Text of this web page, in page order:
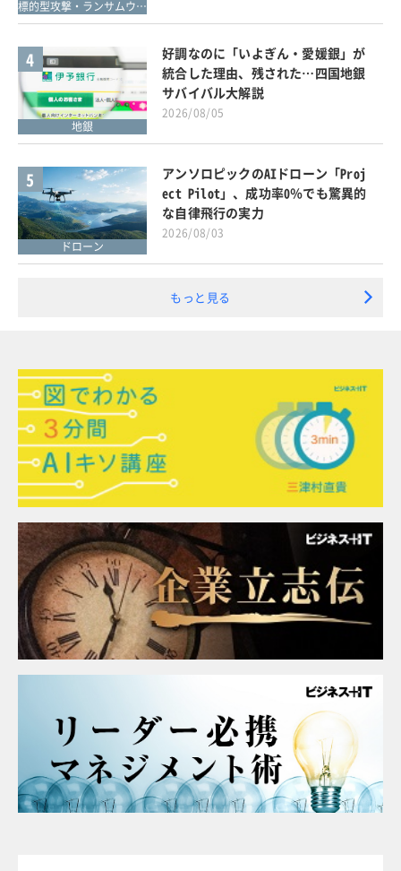
標的型攻撃・ランサムウェア対策
4
地銀
好調なのに「いよぎん・愛媛銀」が
統合した理由、残された…四国地銀
サバイバル大解説
2026/08/05
5
ドローン
アンソロピックのAIドローン「Proj
ect Pilot」、成功率0％でも驚異的
な自律飛行の実力
2026/08/03
もっと見る